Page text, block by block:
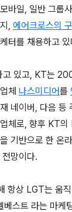
바일, 일반 그룹
, 에어크로스의
터를 채용하고 있
있고, KT는
체 나스미디어를
네이버, 다음 등
체로, 향후 KT의
기반으로 한 온
망이다.
항상 LGT는 움
스트 라는 마케